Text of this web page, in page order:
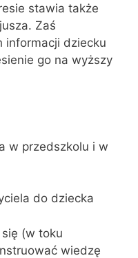
stawia także
Zaś
informacji dziecku
go na wyższy
w przedszkolu i w
do dziecka
(w toku
wiedzę